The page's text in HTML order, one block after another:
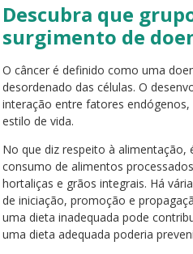
Descubra que
surgimento de
O câncer é definido como uma
desordenado das células. O
interação entre fatores
estilo de vida.
No que diz respeito à
consumo de alimentos
hortaliças e grãos integrais. Há
de iniciação, promoção e
uma dieta inadequada pode
uma dieta adequada poderia